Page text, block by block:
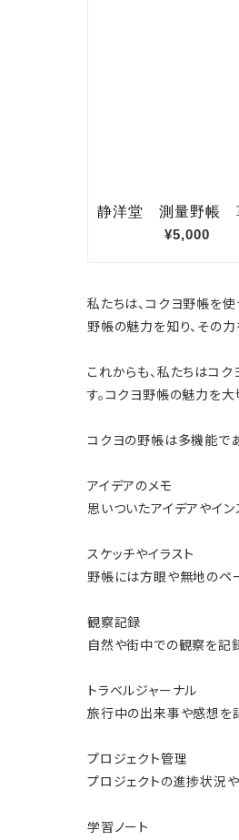
私たちは、コクヨ野帳を
野帳の魅力を知り、その
これからも、私たちはコ
す。コクヨ野帳の魅力を大
コクヨの野帳は多機能で
アイデアのメモ
思いついたアイデアやイ
スケッチやイラスト
野帳には方眼や無地のペ
観察記録
自然や街中での観察を記
トラベルジャーナル
旅行中の出来事や感想を
プロジェクト管理
プロジェクトの進捗状況
学習ノート